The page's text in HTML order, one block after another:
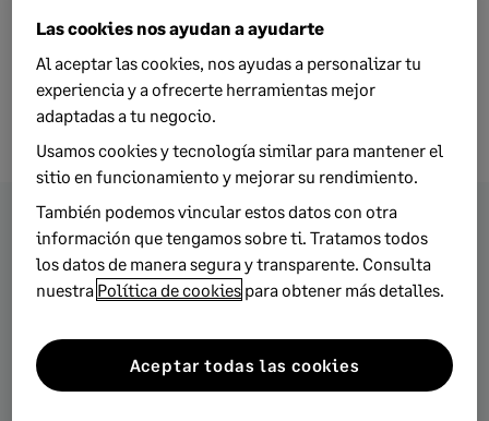
Encuentra más artículos
sobre estas temáticas
Autónomos
Las cookies nos ayudan a ayudarte
Al aceptar las cookies, nos ayudas a personalizar tu
experiencia y a ofrecerte herramientas mejor
adaptadas a tu negocio.
Usamos cookies y tecnología similar para mantener el
sitio en funcionamiento y mejorar su rendimiento.
También podemos vincular estos datos con otra
información que tengamos sobre ti. Tratamos todos
los datos de manera segura y transparente. Consulta
nuestra Política de cookies para obtener más detalles.
Aceptar todas las cookies